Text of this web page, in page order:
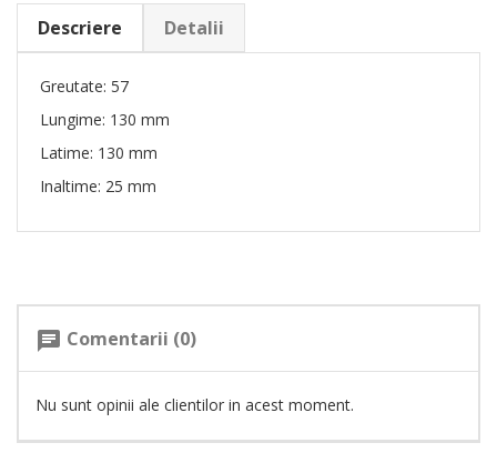
Descriere Detalii
Greutate: 57
Lungime: 130 mm
Latime: 130 mm
Inaltime: 25 mm
chat Comentarii (0)
Nu sunt opinii ale clientilor in acest moment.